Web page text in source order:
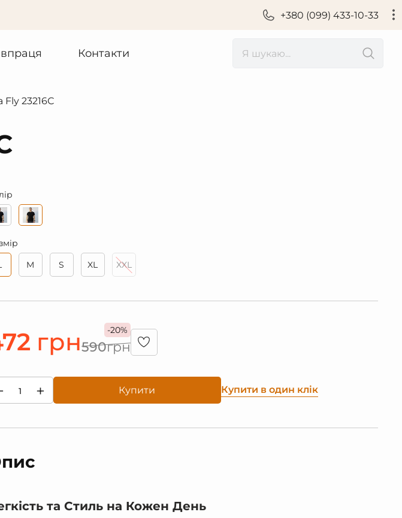
+380 (099) 433-10-33
Контакти
Fly 23216С
M S XL XXL
-20%
грн590грн
+ Купити Купити в один клік
та Стиль на Кожен День